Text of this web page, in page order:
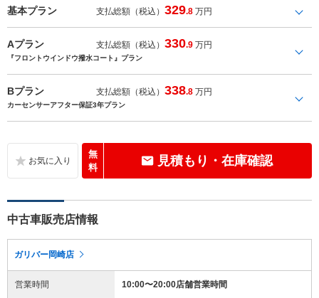
基本プラン 支払総額（税込）329.8 万円
Aプラン 支払総額（税込）330.9 万円
『フロントウインドウ撥水コート』プラン
Bプラン 支払総額（税込）338.8 万円
カーセンサーアフター保証3年プラン
無
料
見積もり・在庫確認
中古車販売店情報
ガリバー岡崎店
営業時間 10:00〜20:00店舗営業時間